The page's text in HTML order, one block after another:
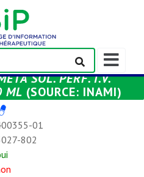
Afficher/
la
barre
de
SOL. PERF. I.V.
ML (SOURCE: INAMI)
01
802